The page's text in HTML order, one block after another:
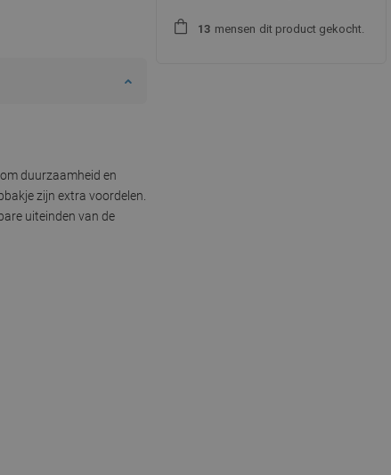
duurzaamheid en
zijn extra voordelen.
uiteinden van de
1 3 mensen dit product gekocht.